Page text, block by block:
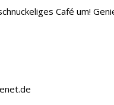
Café um!